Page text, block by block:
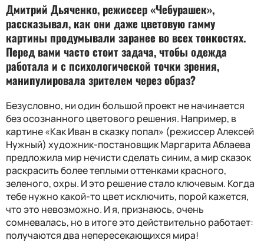
Дмитрий Дьяченко, режиссер «Чебурашек»,
рассказывал, как они даже цветовую гамму
картины продумывали заранее во всех тонкостях.
Перед вами часто стоит задача, чтобы одежда
работала и с психологической точки зрения,
манипулировала зрителем через образ?
Безусловно, ни один большой проект не начинается
без осознанного цветового решения. Например, в
картине «Как Иван в сказку попал» (режиссер Алексей
Нужный) художник-постановщик Маргарита Аблаева
предложила мир нечисти сделать синим, а мир сказок
раскрасить более теплыми оттенками красного,
зеленого, охры. И это решение стало ключевым. Когда
тебе нужно какой-то цвет исключить, порой кажется,
что это невозможно. И я, признаюсь, очень
сомневалась, но в итоге это действительно работает:
получаются два непересекающихся мира!